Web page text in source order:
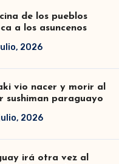
de los pueblos
a los asuncenos
2026
vio nacer y morir al
sushiman paraguayo
2026
irá otra vez al